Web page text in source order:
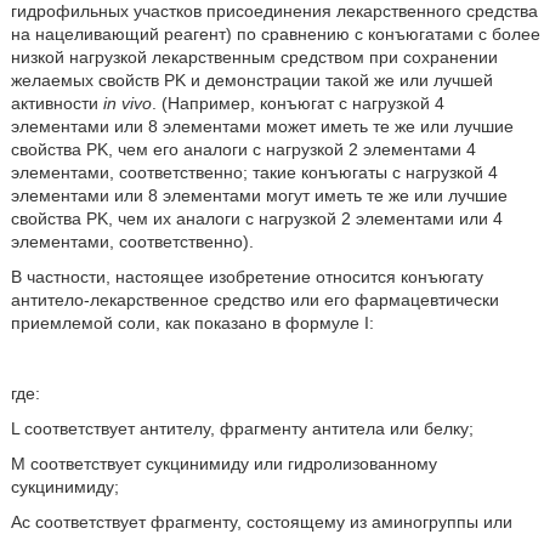
гидрофильных участков присоединения лекарственного средства
на нацеливающий реагент) по сравнению с конъюгатами с более
низкой нагрузкой лекарственным средством при сохранении
желаемых свойств PK и демонстрации такой же или лучшей
активности in vivo. (Например, конъюгат с нагрузкой 4
элементами или 8 элементами может иметь те же или лучшие
свойства PK, чем его аналоги с нагрузкой 2 элементами 4
элементами, соответственно; такие конъюгаты с нагрузкой 4
элементами или 8 элементами могут иметь те же или лучшие
свойства PK, чем их аналоги с нагрузкой 2 элементами или 4
элементами, соответственно).
В частности, настоящее изобретение относится конъюгату
антитело-лекарственное средство или его фармацевтически
приемлемой соли, как показано в формуле I:
где:
L соответствует антителу, фрагменту антитела или белку;
M соответствует сукцинимиду или гидролизованному
сукцинимиду;
Ac соответствует фрагменту, состоящему из аминогруппы или